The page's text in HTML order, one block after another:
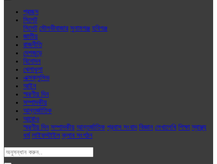
প্রচ্ছদ
সিলেট
সিলেট মৌলভীবাজার সুনামগঞ্জ হবিগঞ্জ
জাতীয়
রাজনীতি
দেশজুড়ে
বিনোদন
খেলাধুলা
এক্সক্লু‌সিভ
আইন
স্মরণীয় দিন
সম্পাদকীয়
আন্তর্জাতিক
আরোও
স্মরণীয় দিন সম্পাদকীয় আন্তর্জাতিক প্রবাস সংবাদ বিজ্ঞান লেখালেখি শিক্ষা স্বাস্থ্য
ধর্ম লাইফস্টাইল ক্লাব সংগঠন